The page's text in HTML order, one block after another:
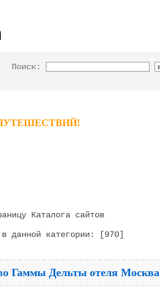
Поиск:
ПУТЕШЕСТВИЙ!
Каталога сайтов
данной категории: [970]
Гаммы Дельты отеля Москва